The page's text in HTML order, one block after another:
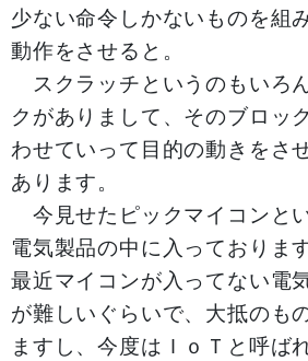
少ない命令しかないものを組
動作をさせると。
スクラッチというのもいろ
クがありまして、そのブロッ
わせていって目的の動きをさ
あります。
今見せたピックマイコンと
電気製品の中に入っておりま
最近マイコンが入ってない電
が難しいぐらいで、大抵のも
ますし、今度はＩｏＴと呼ば